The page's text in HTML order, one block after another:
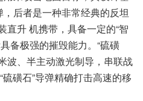
，后者是一种非常经典的反坦
直升 机携带，具备一定的“智
备极强的摧毁能力。“硫磺
波、半主动激光制导，串联战
磺石”导弹精确打击高速的移